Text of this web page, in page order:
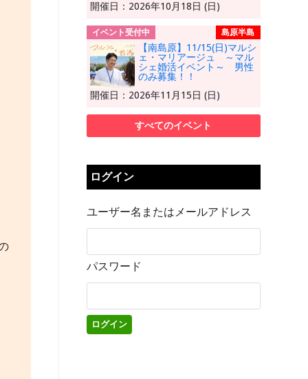
開催日：2026年10月18日 (日)
イベント受付中 島原半島
【南島原】11/15(日)マルシ
ェ・マリアージュ ～マル
シェ婚活イベント～ 男性
のみ募集！！
開催日：2026年11月15日 (日)
すべてのイベント
ログイン
ユーザー名またはメールアドレス
パスワード